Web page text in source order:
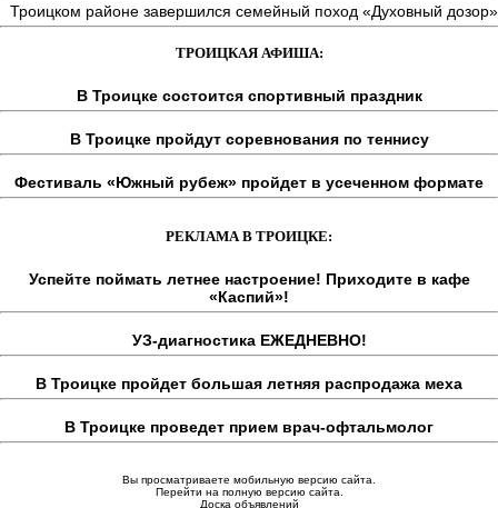
Троицком районе завершился семейный поход «Духовный дозор»
ТРОИЦКАЯ АФИША:
В Троицке состоится спортивный праздник
В Троицке пройдут соревнования по теннису
Фестиваль «Южный рубеж» пройдет в усеченном формате
РЕКЛАМА В ТРОИЦКЕ:
Успейте поймать летнее настроение! Приходите в кафе
«Каспий»!
УЗ-диагностика ЕЖЕДНЕВНО!
В Троицке пройдет большая летняя распродажа меха
В Троицке проведет прием врач-офтальмолог
Вы просматриваете мобильную версию сайта.
Перейти на полную версию сайта.
Доска объявлений